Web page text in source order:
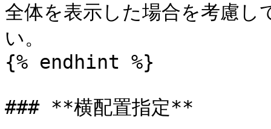
全体を表示した場合を考慮
い。
{% endhint %}
### **横配置指定**